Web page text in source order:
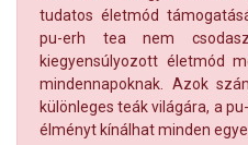
tudatos életmód
pu-erh tea nem
kiegyensúlyozott életmód
mindennapoknak. Azok
különleges teák világára, a
élményt kínálhat minden